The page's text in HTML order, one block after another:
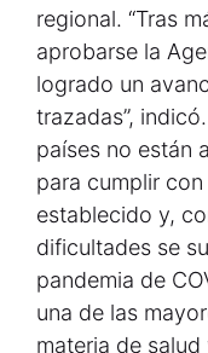
regional. “Tras
aprobarse la
logrado un
trazadas”,
países no están
para cumplir
establecido y,
dificultades se
pandemia de
una de las
materia de